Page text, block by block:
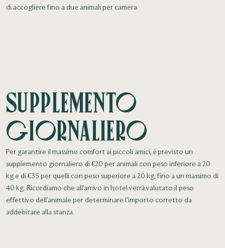
di accogliere fino a due animali per camera.
Supplemento
Giornaliero
Per garantire il massimo comfort ai piccoli amici, è previsto un
supplemento giornaliero di €20 per animali con peso inferiore a 20
kg e di €35 per quelli con peso superiore a 20 kg, fino a un massimo di
40 kg. Ricordiamo che all’arrivo in hotel verrà valutato il peso
effettivo dell’animale per determinare l’importo corretto da
addebitare alla stanza.